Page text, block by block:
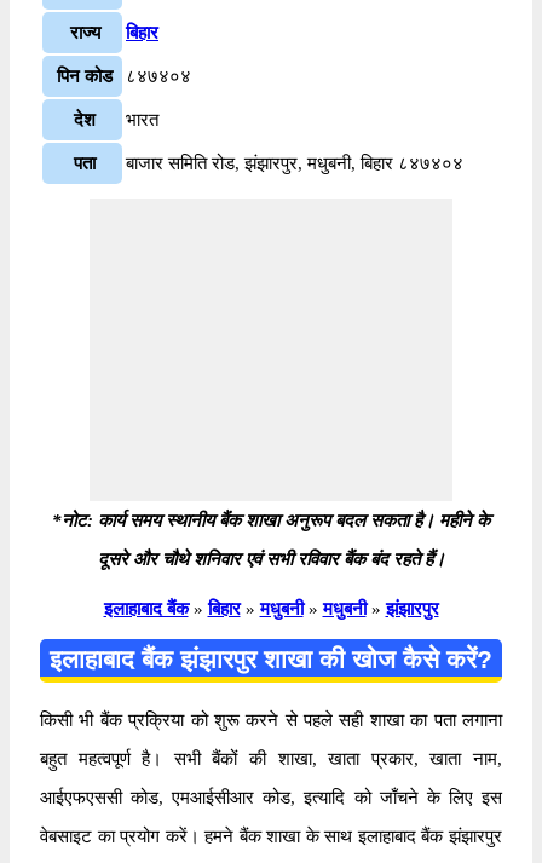
राज्य बिहार
पिन कोड ८४७४०४
देश भारत
पता बाजार समिति रोड, झंझारपुर, मधुबनी, बिहार ८४७४०४
*नोट: कार्य समय स्थानीय बैंक शाखा अनुरूप बदल सकता है। महीने के
दूसरे और चौथे शनिवार एवं सभी रविवार बैंक बंद रहते हैं।
इलाहाबाद बैंक » बिहार » मधुबनी » मधुबनी » झंझारपुर
इलाहाबाद बैंक झंझारपुर शाखा की खोज कैसे करें?
किसी भी बैंक प्रक्रिया को शुरू करने से पहले सही शाखा का पता लगाना
बहुत महत्वपूर्ण है। सभी बैंकों की शाखा, खाता प्रकार, खाता नाम,
आईएफएससी कोड, एमआईसीआर कोड, इत्यादि को जाँचने के लिए इस
वेबसाइट का प्रयोग करें। हमने बैंक शाखा के साथ इलाहाबाद बैंक झंझारपुर